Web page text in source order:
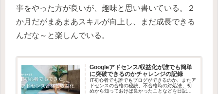
事をやった方が良いが、趣味と思い書いている。２
か月だがまあまあスキルが向上し、まだ成長できる
んだな～と楽しんでいる。
Googleアドセンス/収益化が誰でも簡単
に突破できるのかチャレンジの記録
IT初心者でも誰でもブログができるのか、またア
ドセンスの合格の秘訣、不合格時の対処法、初
めから知っておけば良かったことなどを日記形